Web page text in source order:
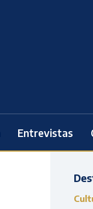
Entrevistas